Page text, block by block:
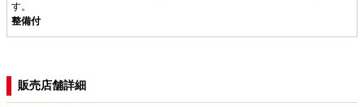
す。
整備付
販売店舗詳細